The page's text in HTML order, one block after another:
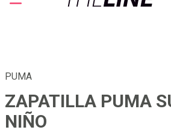
PUMA
ZAPATILLA PUMA
NIÑO